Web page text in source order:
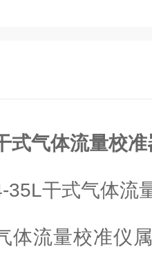
式气体流量校
体流量校准仪